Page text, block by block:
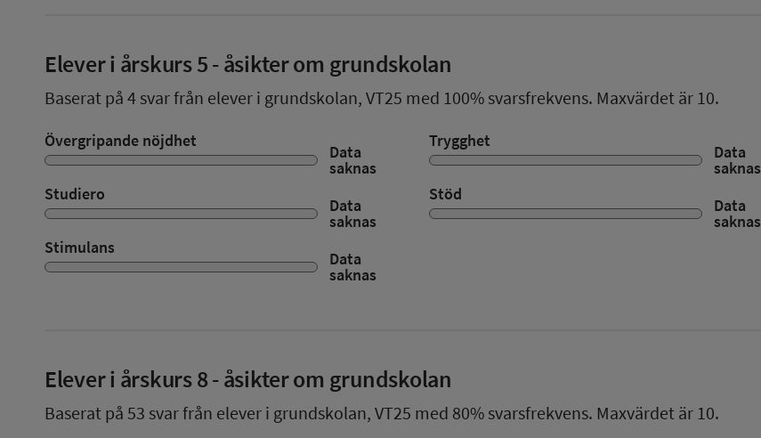
Elever i årskurs 5- åsikter om grundskolan
Baserat på 4 svar från elever i grundskolan, VT25 med 100% svarsfrekvens. Maxvärdet är 10.
Övergripande nöjdhet
Data
saknas
Trygghet
Data
saknas
Studiero
Data
saknas
Stöd
Data
saknas
Stimulans
Data
saknas
Elever i årskurs 8- åsikter om grundskolan
Baserat på 53 svar från elever i grundskolan, VT25 med 80% svarsfrekvens. Maxvärdet är 10.